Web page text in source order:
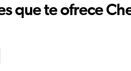
que te ofrece